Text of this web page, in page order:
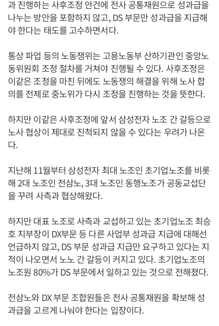
과 진행하는 사후조정 안건에 전사 공통재원으로 성과급을
나누는 방안을 포함하지 않고, DS 부문만 성과급을 지급해
야 한다는 태도를 고수하면서다.
통상 파업 등의 노동쟁위는 고용노동부 산하기관인 중앙노
동위원회 조정 절차를 거쳐야 진행될 수 있다. 사후조정은
이같은 조정을 마친 뒤에도 노동쟁의 해결을 위해 노사 합
의를 전제로 중노위가 다시 조정을 진행하는 것을 뜻한다.
하지만 이같은 사후조정에 앞서 삼성전자 노조 간 갈등으로
노사 협상이 제대로 진척되지 않을 수 있다는 우려가 나온
다.
지난해 11월부터 삼성전자 최대 노조인 초기업노조를 비롯
해 2대 노조인 전삼노, 3대 노조인 동행노조가 공동교섭단
을 꾸려 사측과 협상해왔다.
하지만 대표 노조로 사측과 교섭하고 있는 초기업노조 최승
호 지부장이 DX부문 등 다른 사업부 성과급 지급에 대해선
언급하지 않고, DS 부문 성과급 지급만 요구하고 있다는 지
적이 나오면서 노노 간 갈등이 커지고 있다. 초기업노조의
노조원 80%가 DS 부문에서 일하고 있는 것으로 전해졌다.
전삼노와 DX 부문 조합원들은 전사 공통재원을 확보해 성
과급을 고르게 나눠야 한다는 입장이다.